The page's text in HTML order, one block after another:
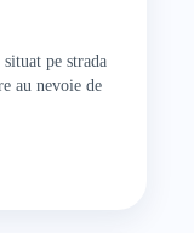
pe strada
au nevoie de